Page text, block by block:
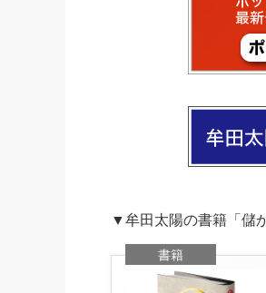
▼牟田太陽の書籍「儲
書籍